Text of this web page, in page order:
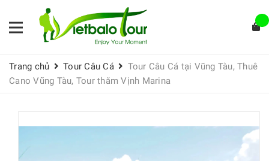
Trang chủ Tour Câu Cá
Tour Câu Cá tại Vũng Tàu, Thuê
Cano Vũng Tàu, Tour thăm Vịnh Marina